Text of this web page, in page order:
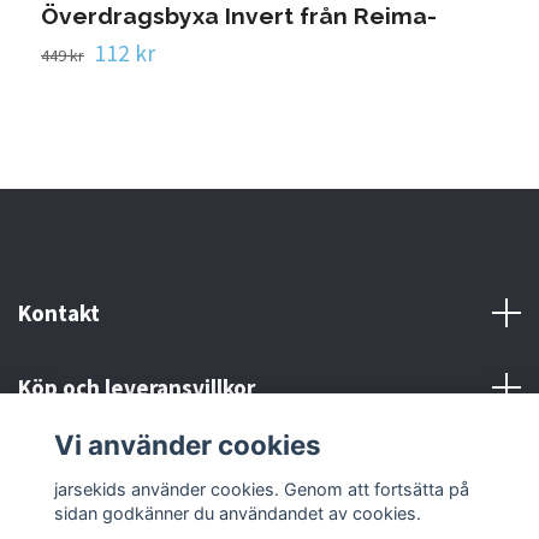
Överdragsbyxa Invert från Reima-
449 kr 112 kr
Kontakt
Köp och leveransvillkor
Sociala medier
Vi använder cookies
jarsekids använder cookies. Genom att fortsätta på
sidan godkänner du användandet av cookies.